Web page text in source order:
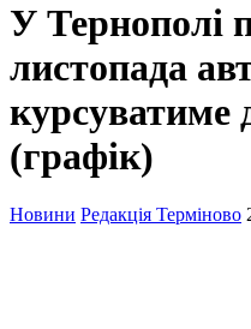
У Тернополі
листопада
курсуватиме
(графік)
Новини Редакція Терміново